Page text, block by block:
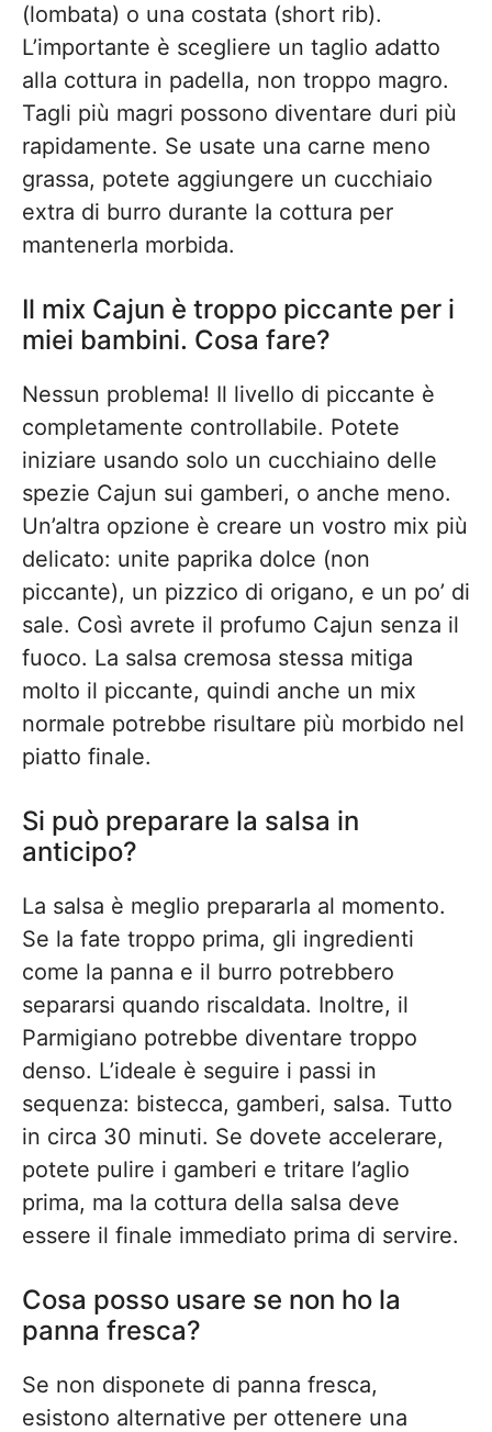
(lombata) o una costata (short rib).
L’importante è scegliere un taglio adatto
alla cottura in padella, non troppo magro.
Tagli più magri possono diventare duri più
rapidamente. Se usate una carne meno
grassa, potete aggiungere un cucchiaio
extra di burro durante la cottura per
mantenerla morbida.
Il mix Cajun è troppo piccante per i
miei bambini. Cosa fare?
Nessun problema! Il livello di piccante è
completamente controllabile. Potete
iniziare usando solo un cucchiaino delle
spezie Cajun sui gamberi, o anche meno.
Un’altra opzione è creare un vostro mix più
delicato: unite paprika dolce (non
piccante), un pizzico di origano, e un po’ di
sale. Così avrete il profumo Cajun senza il
fuoco. La salsa cremosa stessa mitiga
molto il piccante, quindi anche un mix
normale potrebbe risultare più morbido nel
piatto finale.
Si può preparare la salsa in
anticipo?
La salsa è meglio prepararla al momento.
Se la fate troppo prima, gli ingredienti
come la panna e il burro potrebbero
separarsi quando riscaldata. Inoltre, il
Parmigiano potrebbe diventare troppo
denso. L’ideale è seguire i passi in
sequenza: bistecca, gamberi, salsa. Tutto
in circa 30 minuti. Se dovete accelerare,
potete pulire i gamberi e tritare l’aglio
prima, ma la cottura della salsa deve
essere il finale immediato prima di servire.
Cosa posso usare se non ho la
panna fresca?
Se non disponete di panna fresca,
esistono alternative per ottenere una